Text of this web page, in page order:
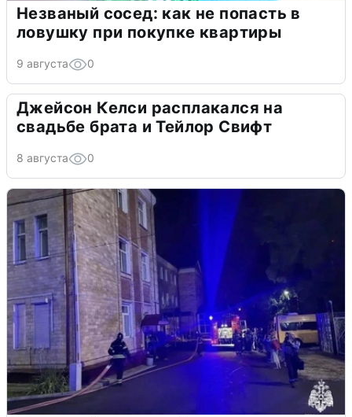
Незваный сосед: как не попасть в
ловушку при покупке квартиры
9 августа 0
Джейсон Келси расплакался на
свадьбе брата и Тейлор Свифт
8 августа 0